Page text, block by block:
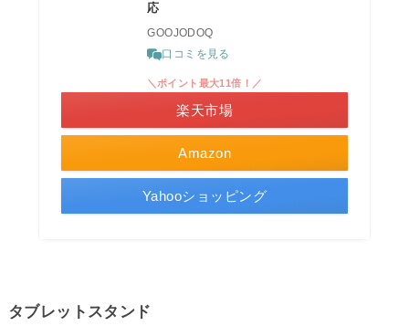
応
GOOJODOQ
口コミを見る
Amazon
＼ポイント最大11倍！／
楽天市場
Yahooショッピング
タブレットスタンド